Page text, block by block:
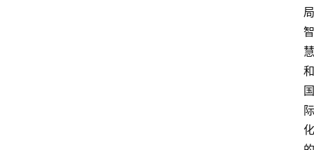
局
智
慧
和
国
际
化